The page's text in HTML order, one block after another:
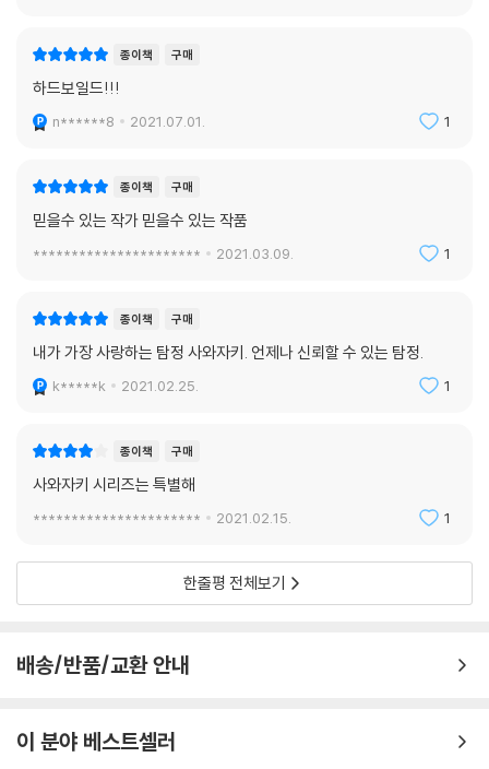
종이책 구매
하드보일드!!!
n******8 2021.07.01. 1
종이책 구매
믿을수 있는 작가 믿을수 있는 작품
********************** 2021.03.09. 1
종이책 구매
내가 가장 사랑하는 탐정 사와자키. 언제나 신뢰할 수 있는 탐정.
k*****k 2021.02.25. 1
종이책 구매
사와자키 시리즈는 특별해
********************** 2021.02.15. 1
한줄평 전체보기
배송/반품/교환 안내
이 분야 베스트셀러